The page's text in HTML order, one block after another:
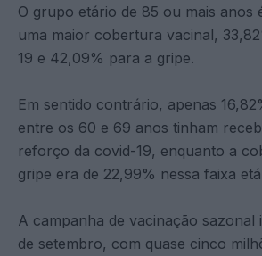
O grupo etário de 85 ou mais anos
uma maior cobertura vacinal,
19 e 42,09% para a gripe.
Em sentido contrário, apenas
entre os 60 e 69 anos tinham
reforço da covid-19, enquanto a
gripe era de 22,99% nessa faixa
A campanha de vacinação sazonal
de setembro, com quase cinco